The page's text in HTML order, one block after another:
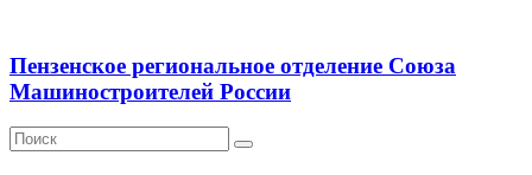
Пензенское региональное отделение Союза
Машиностроителей России